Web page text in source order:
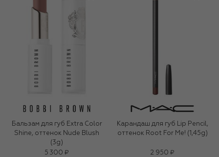
Бальзам для губ Extra Color
Shine, оттенок Nude Blush
(3g)
5 300 ₽
Карандаш для губ Lip Pencil,
оттенок Root For Me! (1,45g)
2 950 ₽